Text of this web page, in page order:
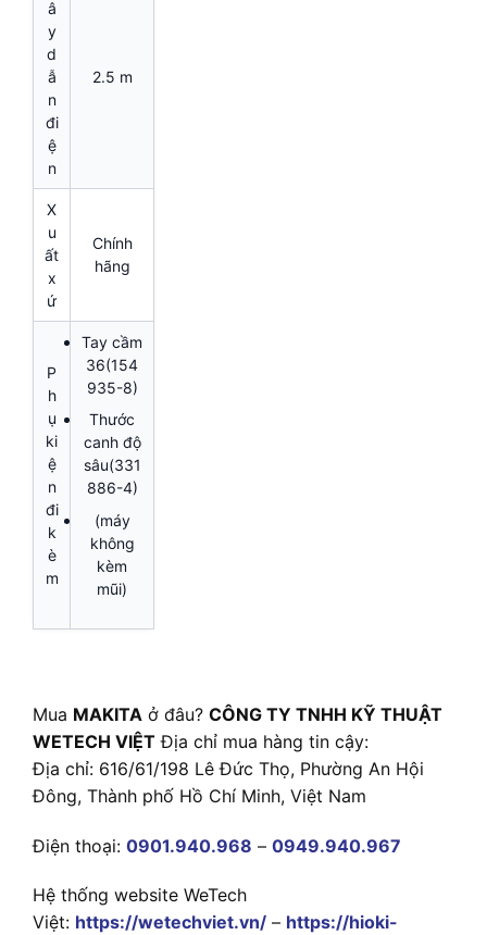
â
y
d
ẫ
n
đi
ệ
n
2.5 m
X
u
ất
x
ứ
Chính
hãng
P
h
ụ
ki
ệ
n
đi
k
è
m
Tay cầm
36(154
935-8)
Thước
canh độ
sâu(331
886-4)
(máy
không
kèm
mũi)
Mua MAKITA ở đâu? CÔNG TY TNHH KỸ THUẬT
WETECH VIỆT Địa chỉ mua hàng tin cậy:
Địa chỉ: 616/61/198 Lê Đức Thọ, Phường An Hội
Đông, Thành phố Hồ Chí Minh, Việt Nam
Điện thoại: 0901.940.968 – 0949.940.967
Hệ thống website WeTech
Việt: https://wetechviet.vn/ – https://hioki-